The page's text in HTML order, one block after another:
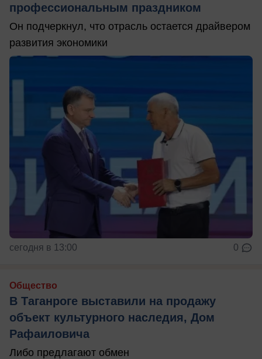
профессиональным праздником
Он подчеркнул, что отрасль остается драйвером
развития экономики
сегодня в 13:00 0
Общество
В Таганроге выставили на продажу
объект культурного наследия, Дом
Рафаиловича
Либо предлагают обмен